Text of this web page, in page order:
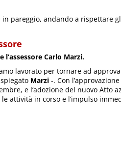
pareggio, andando a rispettare
Carlo Marzi.
lavorato per tornare ad
Marzi -. Con
e l’adozione del nuovo Atto
attività in corso e l’impulso